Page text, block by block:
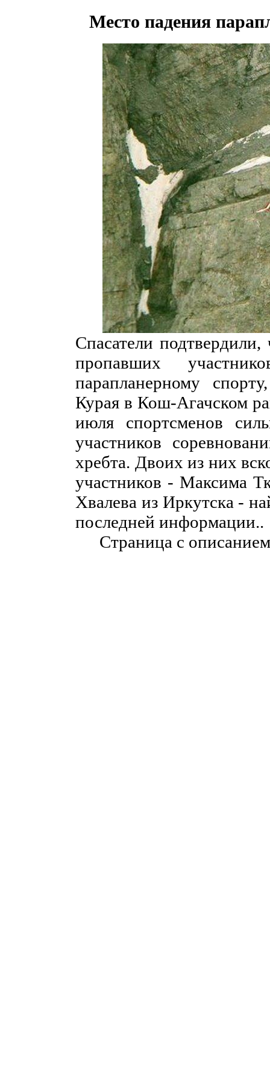
Место падения
Спасатели
пропавших
парапланерному
Курая в Кош-Агачском
июля спортсменов
участников
хребта. Двоих из них
участников - Максима
Хвалева из Иркутска -
последней информации..
Страница с